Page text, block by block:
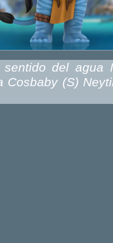
del agua
Cosbaby (S)